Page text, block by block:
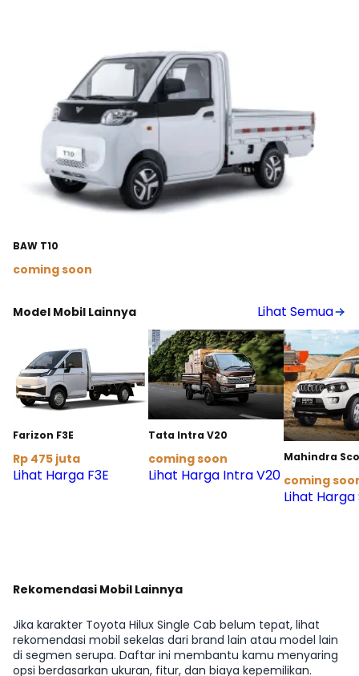
BAW T10
coming soon
Model Mobil Lainnya Lihat Semua
Farizon F3E
Rp 475 juta
Lihat Harga F3E
Tata Intra V20
coming soon
Lihat Harga Intra V20
Mahindra
coming
Lihat
Rekomendasi Mobil Lainnya
Jika karakter Toyota Hilux Single Cab belum tepat, lihat
rekomendasi mobil sekelas dari brand lain atau model lain
di segmen serupa. Daftar ini membantu kamu menyaring
opsi berdasarkan ukuran, fitur, dan biaya kepemilikan.